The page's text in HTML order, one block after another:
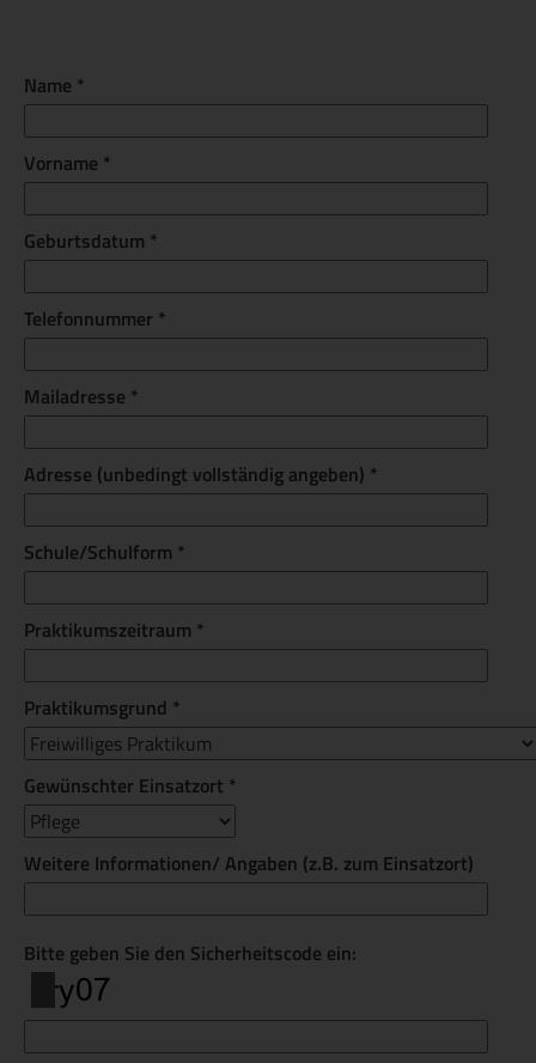
Name *
Vorname *
Geburtsdatum *
Telefonnummer *
Mailadresse *
Adresse (unbedingt vollständig angeben) *
Schule/Schulform *
Praktikumszeitraum *
Praktikumsgrund *
Gewünschter Einsatzort *
Weitere Informationen/ Angaben (z.B. zum Einsatzort)
Bitte geben Sie den Sicherheitscode ein: